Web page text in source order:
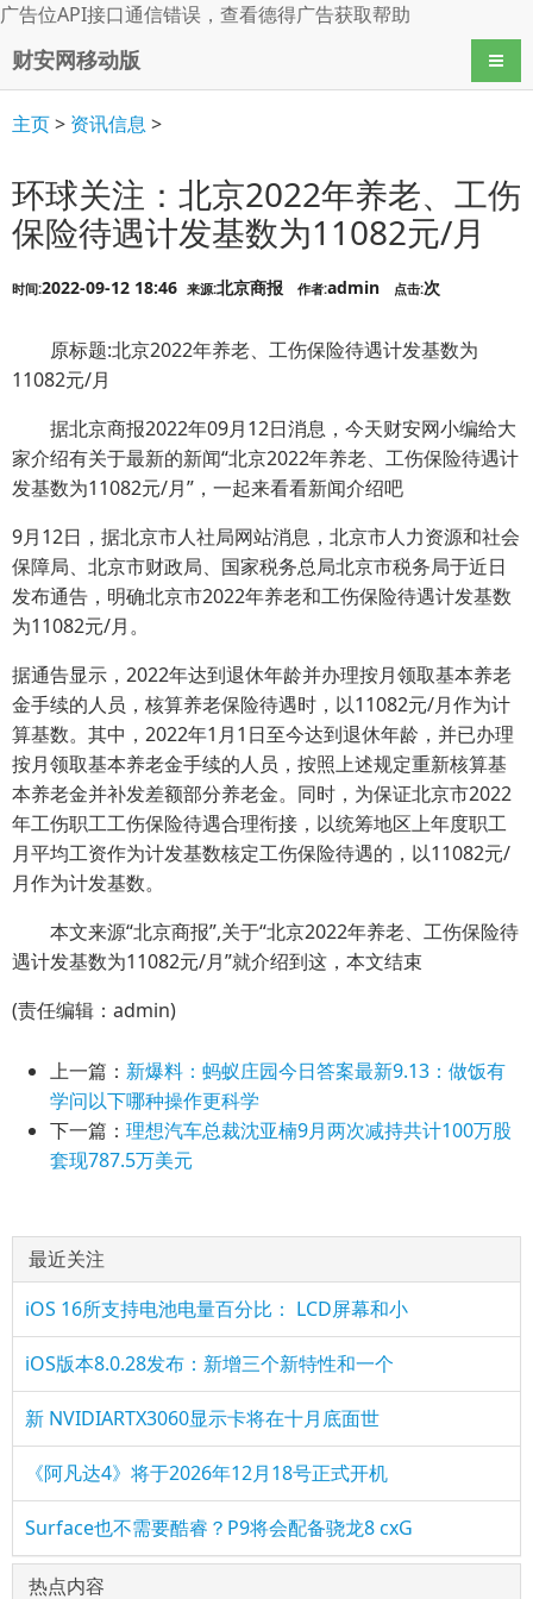
广告位API接口通信错误，查看德得广告获取帮助
财安网移动版 导航
主页> 资讯信息 >
环球关注：北京2022年养老、工伤
保险待遇计发基数为11082元/月
时间:2022-09-12 18:46 来源:北京商报 作者:admin 点击:次
原标题:北京2022年养老、工伤保险待遇计发基数为
11082元/月
据北京商报2022年09月12日消息，今天财安网小编给大
家介绍有关于最新的新闻“北京2022年养老、工伤保险待遇计
发基数为11082元/月”，一起来看看新闻介绍吧
9月12日，据北京市人社局网站消息，北京市人力资源和社会
保障局、北京市财政局、国家税务总局北京市税务局于近日
发布通告，明确北京市2022年养老和工伤保险待遇计发基数
为11082元/月。
据通告显示，2022年达到退休年龄并办理按月领取基本养老
金手续的人员，核算养老保险待遇时，以11082元/月作为计
算基数。其中，2022年1月1日至今达到退休年龄，并已办理
按月领取基本养老金手续的人员，按照上述规定重新核算基
本养老金并补发差额部分养老金。同时，为保证北京市2022
年工伤职工工伤保险待遇合理衔接，以统筹地区上年度职工
月平均工资作为计发基数核定工伤保险待遇的，以11082元/
月作为计发基数。
本文来源“北京商报”,关于“北京2022年养老、工伤保险待
遇计发基数为11082元/月”就介绍到这，本文结束
(责任编辑：admin)
上一篇： 新爆料：蚂蚁庄园今日答案最新9.13：做饭有
学问以下哪种操作更科学
下一篇： 理想汽车总裁沈亚楠9月两次减持共计100万股
套现787.5万美元
最近关注
iOS 16所支持电池电量百分比： LCD屏幕和小
iOS版本8.0.28发布：新增三个新特性和一个
新 NVIDIARTX3060显示卡将在十月底面世
《阿凡达4》将于2026年12月18号正式开机
Surface也不需要酷睿？P9将会配备骁龙8 cxG
热点内容